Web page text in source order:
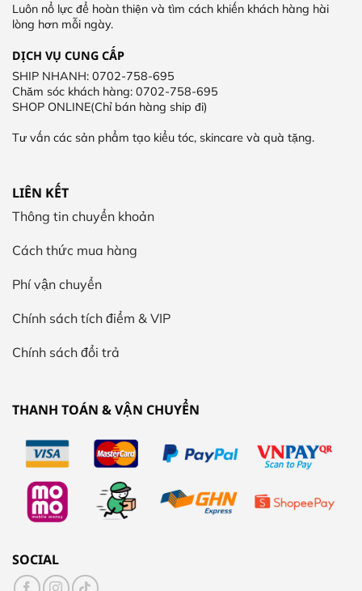
Luôn nổ lực để hoàn thiện và tìm cách khiến khách hàng hài
lòng hơn mỗi ngày.
DỊCH VỤ CUNG CẤP
SHIP NHANH: 0702-758-695
Chăm sóc khách hàng: 0702-758-695
SHOP ONLINE(Chỉ bán hàng ship đi)
Tư vấn các sản phẩm tạo kiểu tóc, skincare và quà tặng.
LIÊN KẾT
Thông tin chuyển khoản
Cách thức mua hàng
Phí vận chuyển
Chính sách tích điểm & VIP
Chính sách đổi trả
THANH TOÁN & VẬN CHUYỂN
SOCIAL